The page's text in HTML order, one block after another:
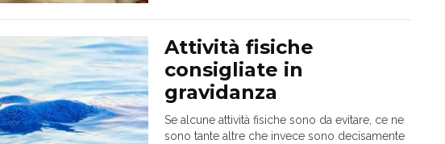
Attività fisiche
consigliate in
gravidanza
Se alcune attività fisiche sono da evitare, ce ne
sono tante altre che invece sono decisamente